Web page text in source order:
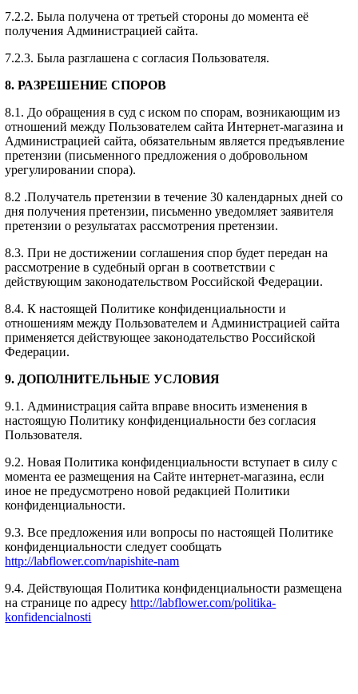
7.2.2. Была получена от третьей стороны до момента её
получения Администрацией сайта.
7.2.3. Была разглашена с согласия Пользователя.
8. РАЗРЕШЕНИЕ СПОРОВ
8.1. До обращения в суд с иском по спорам, возникающим из
отношений между Пользователем сайта Интернет-магазина и
Администрацией сайта, обязательным является предъявление
претензии (письменного предложения о добровольном
урегулировании спора).
8.2 .Получатель претензии в течение 30 календарных дней со
дня получения претензии, письменно уведомляет заявителя
претензии о результатах рассмотрения претензии.
8.3. При не достижении соглашения спор будет передан на
рассмотрение в судебный орган в соответствии с
действующим законодательством Российской Федерации.
8.4. К настоящей Политике конфиденциальности и
отношениям между Пользователем и Администрацией сайта
применяется действующее законодательство Российской
Федерации.
9. ДОПОЛНИТЕЛЬНЫЕ УСЛОВИЯ
9.1. Администрация сайта вправе вносить изменения в
настоящую Политику конфиденциальности без согласия
Пользователя.
9.2. Новая Политика конфиденциальности вступает в силу с
момента ее размещения на Сайте интернет-магазина, если
иное не предусмотрено новой редакцией Политики
конфиденциальности.
9.3. Все предложения или вопросы по настоящей Политике
конфиденциальности следует сообщать
http://labflower.com/napishite-nam
9.4. Действующая Политика конфиденциальности размещена
на странице по адресуhttp://labflower.com/politika-
konfidencialnosti